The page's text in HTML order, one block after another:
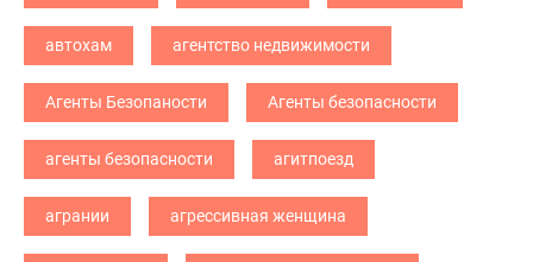
автохам агентство недвижимости
Агенты Безопаности Агенты безопасности
агенты безопасности агитпоезд
агрании агрессивная женщина